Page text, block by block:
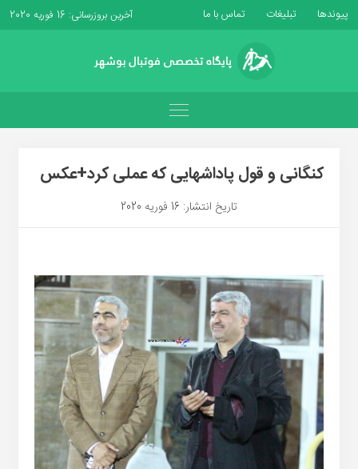
پیوندها تبلیغات تماس با ما آخرین بروزرسانی: 16 فوریه 2020
کنگانی و قول پاداشهایی که عملی کرد+عکس
تاریخ انتشار: 16 فوریه 2020